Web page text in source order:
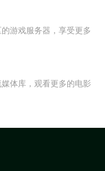
游戏服务器，享受更多
体库，观看更多的电影